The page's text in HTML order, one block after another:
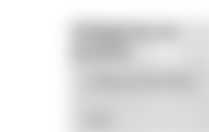
Categorias de